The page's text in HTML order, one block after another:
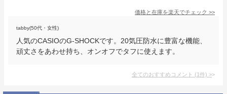
価格と在庫を楽天でチェック >>
tabby(50代・女性)
人気のCASIOのG-SHOCKです。20気圧防水に豊富な機能、
頑丈さをあわせ持ち、オンオフでタフに使えます。
全てのおすすめコメント (1件) >